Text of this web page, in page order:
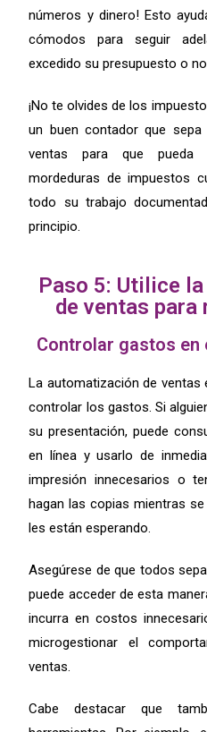
números y dinero! Esto
cómodos para seguir
excedido su presupuesto o
¡No te olvides de los
un buen contador que
ventas para que pueda
mordeduras de impuestos
todo su trabajo
principio.
Paso 5: Utilice
de ventas
Controlar gastos en
La automatización de ventas
controlar los gastos. Si
su presentación, puede
en línea y usarlo de
impresión innecesarios o
hagan las copias mientras
les están esperando.
Asegúrese de que todos
puede acceder de esta
incurra en costos
microgestionar el
ventas.
Cabe destacar que